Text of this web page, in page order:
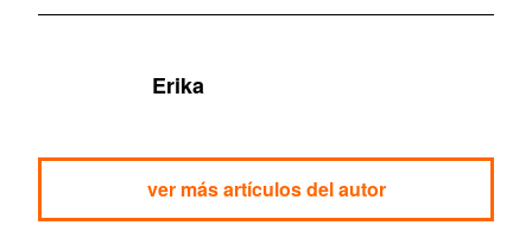
Erika
ver más artículos del autor